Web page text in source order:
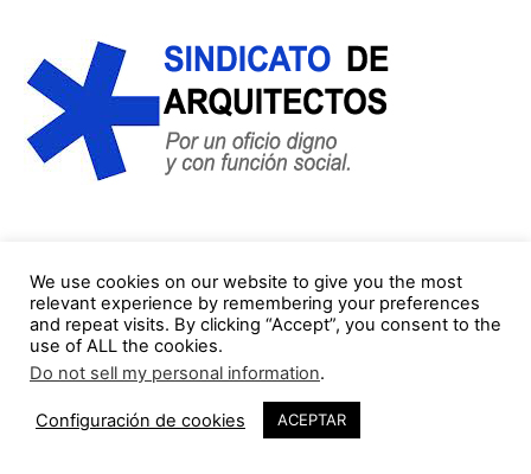
Jorge Gorostiza
121 Publicaciones
http://cinearquitecturaciudad.blogspot.com.es/
Miquel Lacasta Codorniu
We use cookies on our website to give you the most
relevant experience by remembering your preferences
and repeat visits. By clicking “Accept”, you consent to the
use of ALL the cookies.
Do not sell my personal information.
Configuración de cookies ACEPTAR